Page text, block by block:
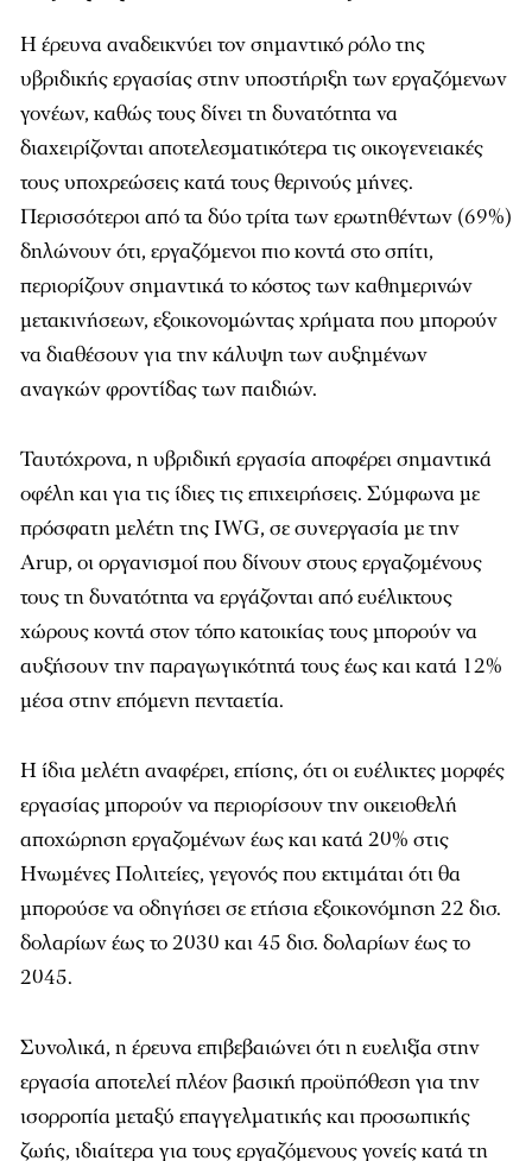
Η έρευνα αναδεικνύει τον σημαντικό ρόλο της
υβριδικής εργασίας στην υποστήριξη των εργαζόμενων
γονέων, καθώς τους δίνει τη δυνατότητα να
διαχειρίζονται αποτελεσματικότερα τις οικογενειακές
τους υποχρεώσεις κατά τους θερινούς μήνες.
Περισσότεροι από τα δύο τρίτα των ερωτηθέντων (69%)
δηλώνουν ότι, εργαζόμενοι πιο κοντά στο σπίτι,
περιορίζουν σημαντικά το κόστος των καθημερινών
μετακινήσεων, εξοικονομώντας χρήματα που μπορούν
να διαθέσουν για την κάλυψη των αυξημένων
αναγκών φροντίδας των παιδιών.
Ταυτόχρονα, η υβριδική εργασία αποφέρει σημαντικά
οφέλη και για τις ίδιες τις επιχειρήσεις. Σύμφωνα με
πρόσφατη μελέτη της IWG, σε συνεργασία με την
Arup, οι οργανισμοί που δίνουν στους εργαζομένους
τους τη δυνατότητα να εργάζονται από ευέλικτους
χώρους κοντά στον τόπο κατοικίας τους μπορούν να
αυξήσουν την παραγωγικότητά τους έως και κατά 12%
μέσα στην επόμενη πενταετία.
Η ίδια μελέτη αναφέρει, επίσης, ότι οι ευέλικτες μορφές
εργασίας μπορούν να περιορίσουν την οικειοθελή
αποχώρηση εργαζομένων έως και κατά 20% στις
Ηνωμένες Πολιτείες, γεγονός που εκτιμάται ότι θα
μπορούσε να οδηγήσει σε ετήσια εξοικονόμηση 22 δισ.
δολαρίων έως το 2030 και 45 δισ. δολαρίων έως το
2045.
Συνολικά, η έρευνα επιβεβαιώνει ότι η ευελιξία στην
εργασία αποτελεί πλέον βασική προϋπόθεση για την
ισορροπία μεταξύ επαγγελματικής και προσωπικής
ζωής, ιδιαίτερα για τους εργαζόμενους γονείς κατά τη